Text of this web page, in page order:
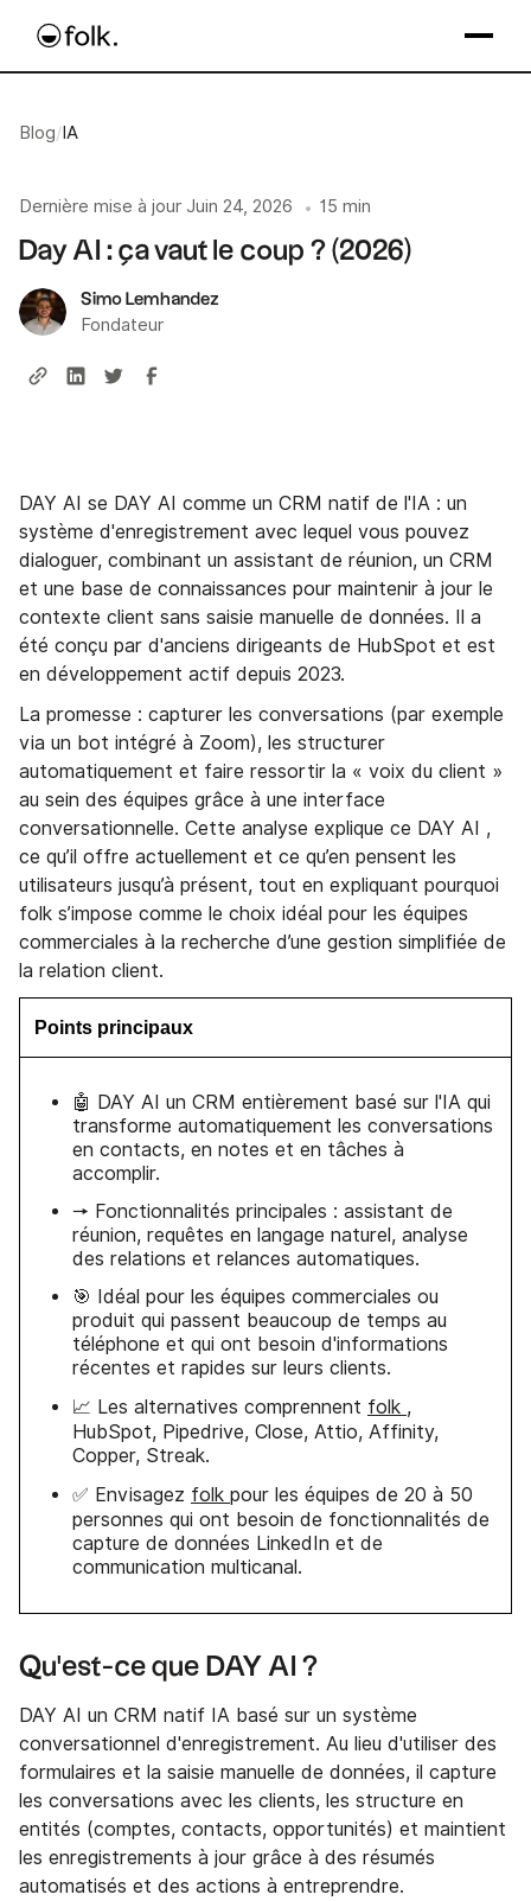
Blog/IA
Dernière mise à jour Juin 24, 2026 • 15 min
Day AI : ça vaut le coup ? (2026)
Simo Lemhandez
Fondateur
DAY AI se DAY AI comme un CRM natif de l'IA : un
système d'enregistrement avec lequel vous pouvez
dialoguer, combinant un assistant de réunion, un CRM
et une base de connaissances pour maintenir à jour le
contexte client sans saisie manuelle de données. Il a
été conçu par d'anciens dirigeants de HubSpot et est
en développement actif depuis 2023.
La promesse : capturer les conversations (par exemple
via un bot intégré à Zoom), les structurer
automatiquement et faire ressortir la « voix du client »
au sein des équipes grâce à une interface
conversationnelle. Cette analyse explique ce DAY AI ,
ce qu’il offre actuellement et ce qu’en pensent les
utilisateurs jusqu’à présent, tout en expliquant pourquoi
folk s’impose comme le choix idéal pour les équipes
commerciales à la recherche d’une gestion simplifiée de
la relation client.
Points principaux
🤖 DAY AI un CRM entièrement basé sur l'IA qui
transforme automatiquement les conversations
en contacts, en notes et en tâches à
accomplir.
🠖 Fonctionnalités principales : assistant de
réunion, requêtes en langage naturel, analyse
des relations et relances automatiques.
🎯 Idéal pour les équipes commerciales ou
produit qui passent beaucoup de temps au
téléphone et qui ont besoin d'informations
récentes et rapides sur leurs clients.
📈 Les alternatives comprennent folk ,
HubSpot, Pipedrive, Close, Attio, Affinity,
Copper, Streak.
✅ Envisagez folk pour les équipes de 20 à 50
personnes qui ont besoin de fonctionnalités de
capture de données LinkedIn et de
communication multicanal.
Qu'est-ce que DAY AI ?
DAY AI un CRM natif IA basé sur un système
conversationnel d'enregistrement. Au lieu d'utiliser des
formulaires et la saisie manuelle de données, il capture
les conversations avec les clients, les structure en
entités (comptes, contacts, opportunités) et maintient
les enregistrements à jour grâce à des résumés
automatisés et des actions à entreprendre.